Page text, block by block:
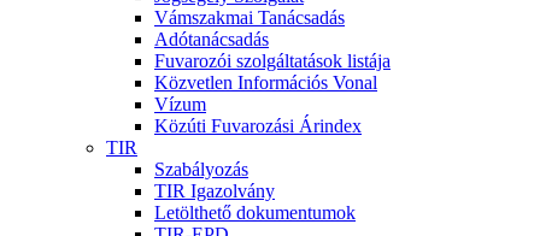
Vámszakmai Tanácsadás
Adótanácsadás
Fuvarozói szolgáltatások listája
Közvetlen Információs Vonal
Vízum
Közúti Fuvarozási Árindex
TIR
Szabályozás
TIR Igazolvány
Letölthető dokumentumok